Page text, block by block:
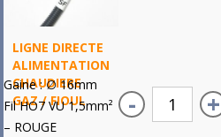
LIGNE DIRECTE
ALIMENTATION
CHAUDIERE
GAZ / FIOUL
Gaine : ∅ 16mm
Fil HO7 VU 1,5mm²
– ROUGE
- +